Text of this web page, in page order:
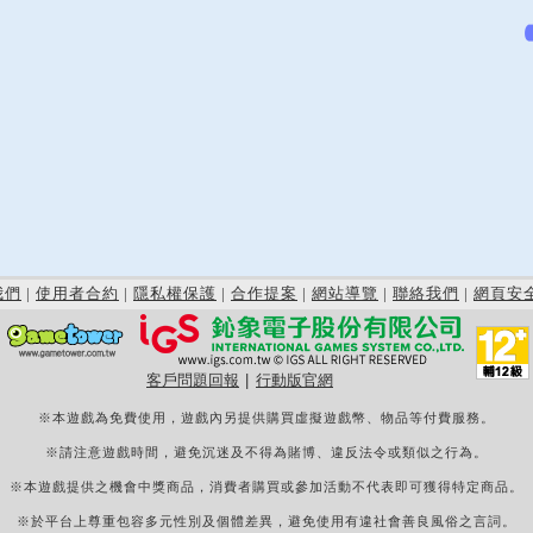
們 | 使用者合約 | 隱私權保護 | 合作提案 | 網站導覽 | 聯絡我們 | 網頁安
客戶問題回報 行動版官網
※本遊戲為免費使用，遊戲內另提供購買虛擬遊戲幣、物品等付費服務。
※請注意遊戲時間，避免沉迷及不得為賭博、違反法令或類似之行為。
※本遊戲提供之機會中獎商品，消費者購買或參加活動不代表即可獲得特定商品。
※於平台上尊重包容多元性別及個體差異，避免使用有違社會善良風俗之言詞。